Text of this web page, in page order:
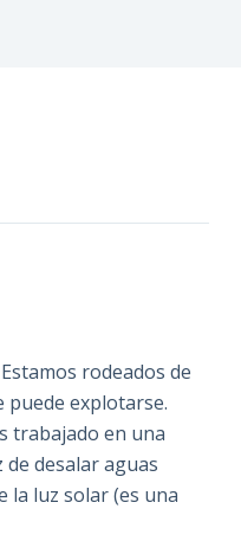
rodeados de
puede explotarse.
trabajado en una
desalar aguas
la luz solar (es una